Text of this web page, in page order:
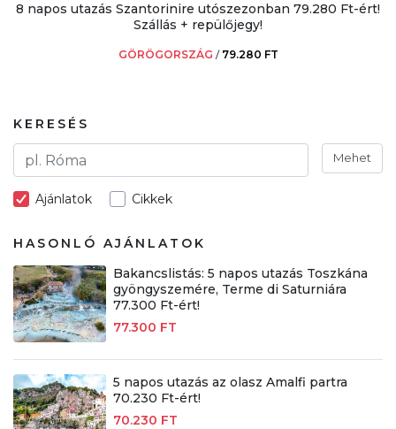
8 napos utazás Szantorinire utószezonban 79.280 Ft-ért!
Szállás + repülőjegy!
GÖRÖGORSZÁG / 79.280 FT
KERESÉS
Mehet
Ajánlatok Cikkek
HASONLÓ AJÁNLATOK
Bakancslistás: 5 napos utazás Toszkána
gyöngyszemére, Terme di Saturniára
77.300 Ft-ért!
77.300 FT
5 napos utazás az olasz Amalfi partra
70.230 Ft-ért!
70.230 FT